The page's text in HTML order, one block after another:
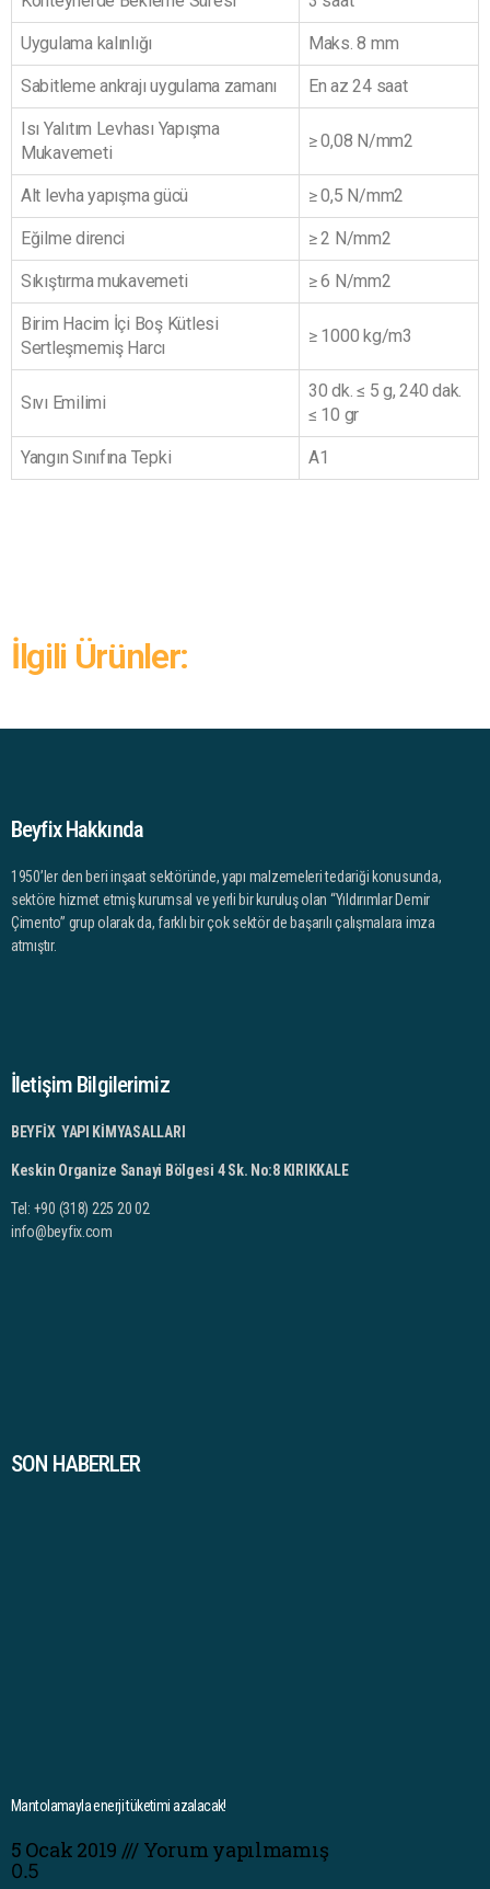
Uygulama kalınlığı Maks. 8 mm
Sabitleme ankrajı uygulama zamanı En az 24 saat
Isı Yalıtım Levhası Yapışma
Mukavemeti
≥ 0,08 N/mm2
Alt levha yapışma gücü ≥ 0,5 N/mm2
Eğilme direnci ≥ 2 N/mm2
Sıkıştırma mukavemeti ≥ 6 N/mm2
Birim Hacim İçi Boş Kütlesi
Sertleşmemiş Harcı
≥ 1000 kg/m3
Sıvı Emilimi
30 dk. ≤ 5 g, 240 dak.
≤ 10 gr
Yangın Sınıfına Tepki A1
İlgili Ürünler:
Beyfix Hakkında
1950’ler den beri inşaat sektöründe, yapı malzemeleri tedariği konusunda,
sektöre hizmet etmiş kurumsal ve yerli bir kuruluş olan “Yıldırımlar Demir
Çimento” grup olarak da, farklı bir çok sektör de başarılı çalışmalara imza
atmıştır.
İletişim Bilgilerimiz
BEYFİX YAPI KİMYASALLARI
Keskin Organize Sanayi Bölgesi 4 Sk. No:8 KIRIKKALE
Tel: +90 (318) 225 20 02
info@beyfix.com
SON HABERLER
Mantolamayla enerji tüketimi azalacak!
5 Ocak 2019 Yorum yapılmamış